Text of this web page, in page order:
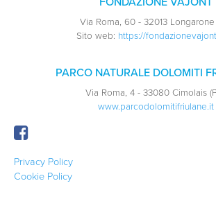
Via Roma, 60 - 32013 Longarone
Sito web: https://
PARCO NATURALE DOLOMITI
Via Roma, 4 - 33080 Cimolais
www.parcodolomitifriulane.it
Privacy Policy
Cookie Policy